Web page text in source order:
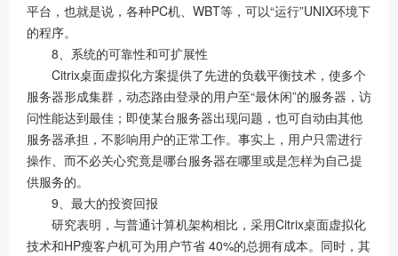
平台，也就是说，各种PC机、WBT等，可以“运行”UNIX环境下
的程序。
8、系统的可靠性和可扩展性
Citrix桌面虚拟化方案提供了先进的负载平衡技术，使多个
服务器形成集群，动态路由登录的用户至“最休闲”的服务器，访
问性能达到最佳；即使某台服务器出现问题，也可自动由其他
服务器承担，不影响用户的正常工作。事实上，用户只需进行
操作、而不必关心究竟是哪台服务器在哪里或是怎样为自己提
供服务的。
9、最大的投资回报
研究表明，与普通计算机架构相比，采用Citrix桌面虚拟化
技术和HP瘦客户机可为用户节省 40%的总拥有成本。同时，其